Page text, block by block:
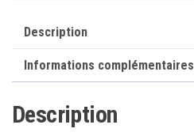
Description
Informations complémentaires
Description